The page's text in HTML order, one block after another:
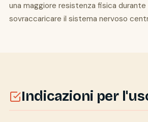
una maggiore resistenza fisica durante
sovraccaricare il sistema nervoso
Indicazioni per